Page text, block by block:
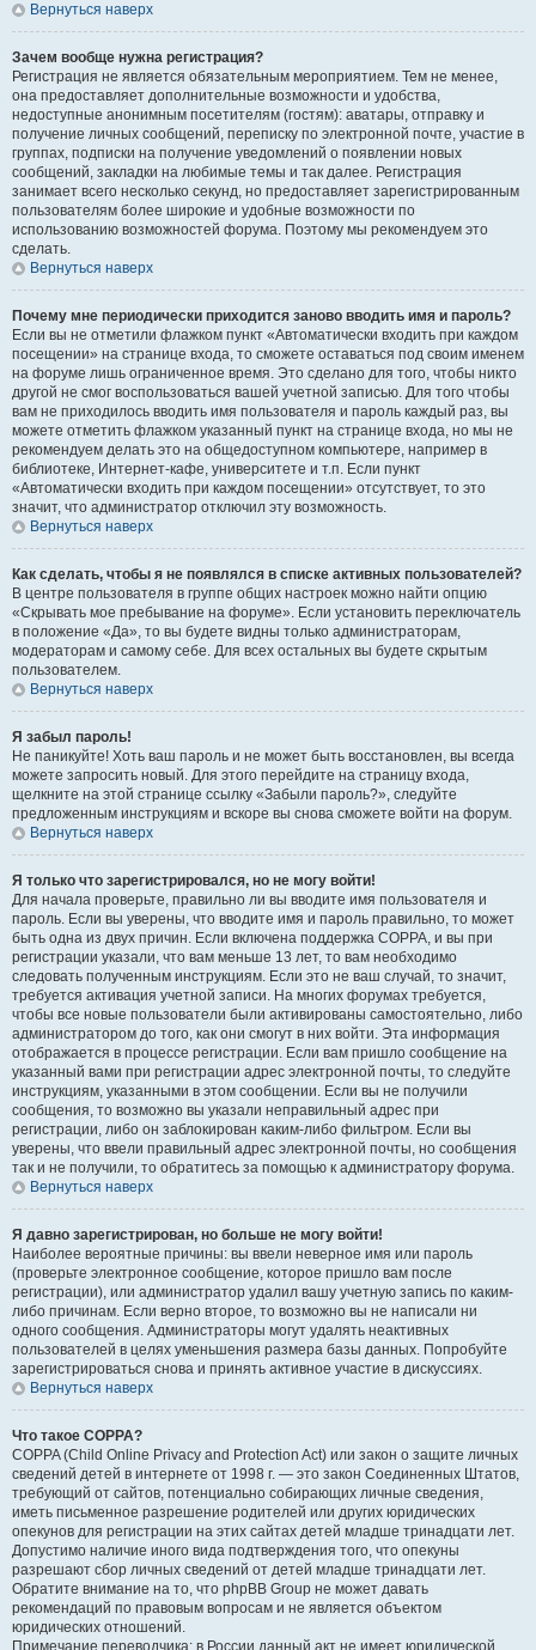
Вернуться наверх
Зачем вообще нужна регистрация?
Регистрация не является обязательным мероприятием. Тем не менее,
она предоставляет дополнительные возможности и удобства,
недоступные анонимным посетителям (гостям): аватары, отправку и
получение личных сообщений, переписку по электронной почте, участие в
группах, подписки на получение уведомлений о появлении новых
сообщений, закладки на любимые темы и так далее. Регистрация
занимает всего несколько секунд, но предоставляет зарегистрированным
пользователям более широкие и удобные возможности по
использованию возможностей форума. Поэтому мы рекомендуем это
сделать.
Вернуться наверх
Почему мне периодически приходится заново вводить имя и пароль?
Если вы не отметили флажком пункт «Автоматически входить при каждом
посещении» на странице входа, то сможете оставаться под своим именем
на форуме лишь ограниченное время. Это сделано для того, чтобы никто
другой не смог воспользоваться вашей учетной записью. Для того чтобы
вам не приходилось вводить имя пользователя и пароль каждый раз, вы
можете отметить флажком указанный пункт на странице входа, но мы не
рекомендуем делать это на общедоступном компьютере, например в
библиотеке, Интернет-кафе, университете и т.п. Если пункт
«Автоматически входить при каждом посещении» отсутствует, то это
значит, что администратор отключил эту возможность.
Вернуться наверх
Как сделать, чтобы я не появлялся в списке активных пользователей?
В центре пользователя в группе общих настроек можно найти опцию
«Скрывать мое пребывание на форуме». Если установить переключатель
в положение «Да», то вы будете видны только администраторам,
модераторам и самому себе. Для всех остальных вы будете скрытым
пользователем.
Вернуться наверх
Я забыл пароль!
Не паникуйте! Хоть ваш пароль и не может быть восстановлен, вы всегда
можете запросить новый. Для этого перейдите на страницу входа,
щелкните на этой странице ссылку «Забыли пароль?», следуйте
предложенным инструкциям и вскоре вы снова сможете войти на форум.
Вернуться наверх
Я только что зарегистрировался, но не могу войти!
Для начала проверьте, правильно ли вы вводите имя пользователя и
пароль. Если вы уверены, что вводите имя и пароль правильно, то может
быть одна из двух причин. Если включена поддержка COPPA, и вы при
регистрации указали, что вам меньше 13 лет, то вам необходимо
следовать полученным инструкциям. Если это не ваш случай, то значит,
требуется активация учетной записи. На многих форумах требуется,
чтобы все новые пользователи были активированы самостоятельно, либо
администратором до того, как они смогут в них войти. Эта информация
отображается в процессе регистрации. Если вам пришло сообщение на
указанный вами при регистрации адрес электронной почты, то следуйте
инструкциям, указанными в этом сообщении. Если вы не получили
сообщения, то возможно вы указали неправильный адрес при
регистрации, либо он заблокирован каким-либо фильтром. Если вы
уверены, что ввели правильный адрес электронной почты, но сообщения
так и не получили, то обратитесь за помощью к администратору форума.
Вернуться наверх
Я давно зарегистрирован, но больше не могу войти!
Наиболее вероятные причины: вы ввели неверное имя или пароль
(проверьте электронное сообщение, которое пришло вам после
регистрации), или администратор удалил вашу учетную запись по каким-
либо причинам. Если верно второе, то возможно вы не написали ни
одного сообщения. Администраторы могут удалять неактивных
пользователей в целях уменьшения размера базы данных. Попробуйте
зарегистрироваться снова и принять активное участие в дискуссиях.
Вернуться наверх
Что такое COPPA?
COPPA (Child Online Privacy and Protection Act) или закон о защите личных
сведений детей в интернете от 1998 г. — это закон Соединенных Штатов,
требующий от сайтов, потенциально собирающих личные сведения,
иметь письменное разрешение родителей или других юридических
опекунов для регистрации на этих сайтах детей младше тринадцати лет.
Допустимо наличие иного вида подтверждения того, что опекуны
разрешают сбор личных сведений от детей младше тринадцати лет.
Обратите внимание на то, что phpBB Group не может давать
рекомендаций по правовым вопросам и не является объектом
юридических отношений.
Примечание переводчика: в России данный акт не имеет юридической